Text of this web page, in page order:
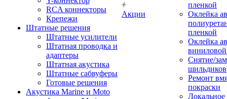
RCA коннекторы
Крепежи
Штатные решения
Штатные усилители
Штатная проводка и
адаптеры
Штатная акустика
Штатные сабвуферы
Готовые решения
Акустика Marine и Moto
Акции
пленкой
Оклейка
пленкой
Оклейка
Снятие/
шильдиков
Ремонт
покраски
Локальное